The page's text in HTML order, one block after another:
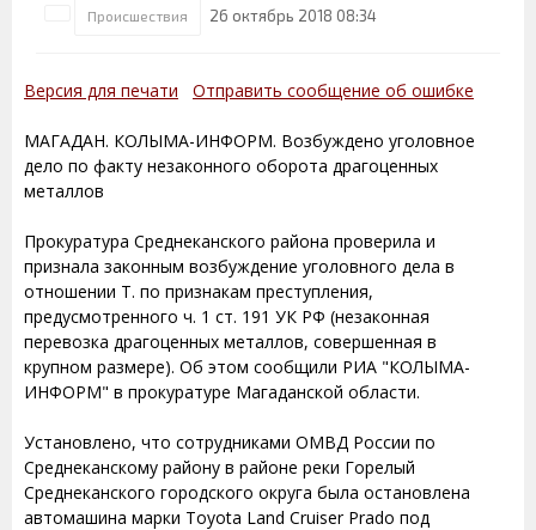
Происшествия 26 октябрь 2018 08:34
Версия для печати Отправить сообщение об ошибке
МАГАДАН. КОЛЫМА-ИНФОРМ. Возбуждено уголовное
дело по факту незаконного оборота драгоценных
металлов
Прокуратура Среднеканского района проверила и
признала законным возбуждение уголовного дела в
отношении Т. по признакам преступления,
предусмотренного ч. 1 ст. 191 УК РФ (незаконная
перевозка драгоценных металлов, совершенная в
крупном размере). Об этом сообщили РИА "КОЛЫМА-
ИНФОРМ" в прокуратуре Магаданской области.
Установлено, что сотрудниками ОМВД России по
Среднеканскому району в районе реки Горелый
Среднеканского городского округа была остановлена
автомашина марки Toyota Land Cruiser Prado под